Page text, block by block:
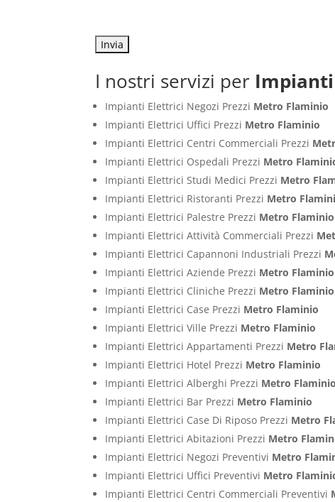
I nostri servizi per
Impianti Elettrici Negozi Prezzi Metro Flaminio
Impianti Elettrici Uffici Prezzi Metro Flaminio
Impianti Elettrici Centri Commerciali Prezzi
Impianti Elettrici Ospedali Prezzi Metro
Impianti Elettrici Studi Medici Prezzi Metro
Impianti Elettrici Ristoranti Prezzi Metro
Impianti Elettrici Palestre Prezzi Metro Flaminio
Impianti Elettrici Attività Commerciali Prezzi
Impianti Elettrici Capannoni Industriali Prezzi
Impianti Elettrici Aziende Prezzi Metro Flaminio
Impianti Elettrici Cliniche Prezzi Metro Flaminio
Impianti Elettrici Case Prezzi Metro Flaminio
Impianti Elettrici Ville Prezzi Metro Flaminio
Impianti Elettrici Appartamenti Prezzi Metro
Impianti Elettrici Hotel Prezzi Metro Flaminio
Impianti Elettrici Alberghi Prezzi Metro Flaminio
Impianti Elettrici Bar Prezzi Metro Flaminio
Impianti Elettrici Case Di Riposo Prezzi Metro
Impianti Elettrici Abitazioni Prezzi Metro
Impianti Elettrici Negozi Preventivi Metro
Impianti Elettrici Uffici Preventivi Metro
Impianti Elettrici Centri Commerciali Preventivi